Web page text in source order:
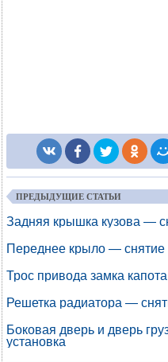
ПРЕДЫДУЩИЕ СТАТЬИ
Задняя крышка кузова —
Переднее крыло — снятие
Трос привода замка
Решетка радиатора —
Боковая дверь и дверь
установка